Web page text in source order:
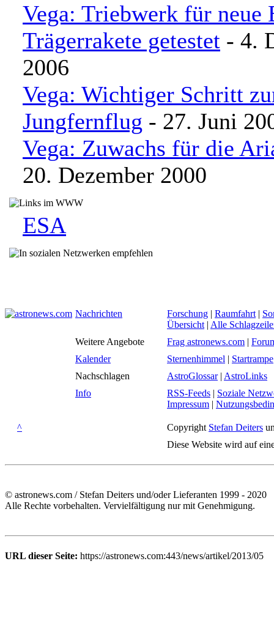
Vega: Triebwerk für neue
Trägerrakete getestet - 4.
2006
Vega: Wichtiger Schritt
Jungfernflug - 27. Juni
Vega: Zuwachs für die
20. Dezember 2000
ESA
Nachrichten Forschung | Raumfahrt |
Übersicht | Alle
Weitere Angebote
Frag astronews.com |
Kalender
Sternenhimmel | Startrampe
Nachschlagen
AstroGlossar| AstroLinks
Info
RSS-Feeds | Soziale
Impressum |
^ Copyright Stefan Deiters
Diese Website wird auf
© astronews.com / Stefan Deiters und/oder Lieferanten 1999 - 2020
Alle Rechte vorbehalten. Vervielfältigung nur mit Genehmigung.
URL dieser Seite: https://astronews.com:443/news/artikel/2013/05